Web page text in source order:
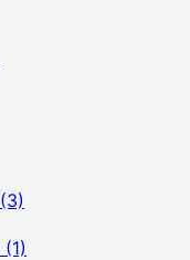
(3)
(1)